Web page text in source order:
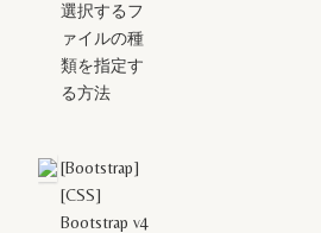
選択するフ
ァイルの種
類を指定す
る方法
[Bootstrap]
[CSS]
Bootstrap v4